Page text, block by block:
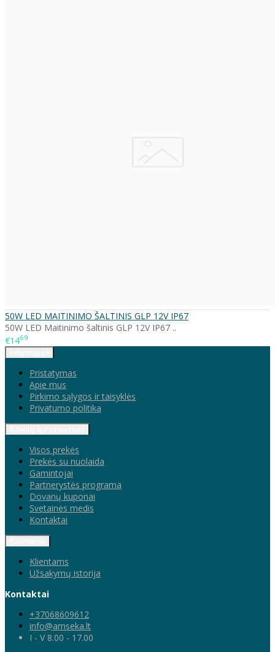
50W LED MAITINIMO ŠALTINIS GLP 12V IP67
50W LED Maitinimo šaltinis GLP 12V IP67 ..
€1469
Pristatymas
Apie mus
Pirkimo sąlygos ir taisyklės
Privatumo politika
Visos prekės
Prekės su nuolaida
Gamintojai
Partnerystės programa
Dovanų kuponai
Svetainės medis
Kontaktai
Klientams
Užsakymų istorija
Kontaktai
+37068609612
info@amseka.lt
I - V 8.00 - 17.00